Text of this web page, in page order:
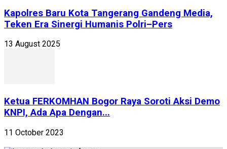
Kapolres Baru Kota Tangerang Gandeng Media,
Teken Era Sinergi Humanis Polri–Pers
13 August 2025
Ketua FERKOMHAN Bogor Raya Soroti Aksi Demo
KNPI, Ada Apa Dengan...
11 October 2023